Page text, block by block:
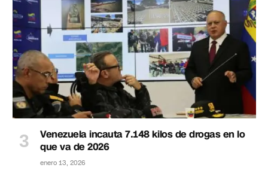
Venezuela incauta 7.148 kilos de drogas en lo
que va de 2026
enero 13, 2026